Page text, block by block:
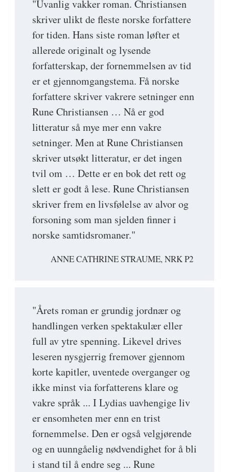
"Uvanlig vakker roman. Christiansen
skriver ulikt de fleste norske forfattere
for tiden. Hans siste roman løfter et
allerede originalt og lysende
forfatterskap, der fornemmelsen av tid
er et gjennomgangstema. Få norske
forfattere skriver vakrere setninger enn
Rune Christiansen … Nå er god
litteratur så mye mer enn vakre
setninger. Men at Rune Christiansen
skriver utsøkt litteratur, er det ingen
tvil om … Dette er en bok det rett og
slett er godt å lese. Rune Christiansen
skriver frem en livsfølelse av alvor og
forsoning som man sjelden finner i
norske samtidsromaner."
ANNE CATHRINE STRAUME, NRK P2
"Årets roman er grundig jordnær og
handlingen verken spektakulær eller
full av ytre spenning. Likevel drives
leseren nysgjerrig fremover gjennom
korte kapitler, uventede overganger og
ikke minst via forfatterens klare og
vakre språk ... I Lydias uavhengige liv
er ensomheten mer enn en trist
fornemmelse. Den er også velgjørende
og en uunngåelig nødvendighet for å bli
i stand til å endre seg ... Rune